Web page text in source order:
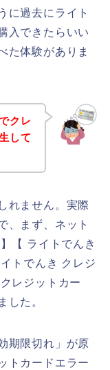
に過去にライト
入できたらいい
た体験がありま
クレ
して
れません。実際
、まず、ネット
【 ライトでんき
トでんき クレジ
レジットカー
した。
期限切れ」が原
トカードエラー